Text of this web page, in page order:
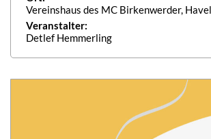
Vereinshaus des MC Birkenwerder,
Veranstalter:
Detlef Hemmerling